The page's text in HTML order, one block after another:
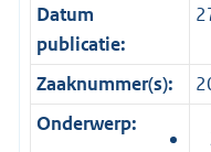
Datum
publicatie:
Zaaknummer(s):
Onderwerp: